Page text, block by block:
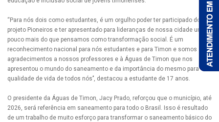
“Para nós dois como estudantes, é um orgulho poder ter participado do
projeto Pioneiros e ter apresentado para lideranças de nossa cidade um
pouco mais do que pensamos como transformação social. É um
reconhecimento nacional para nós estudantes e para Timon e somos só
agradecimentos a nossos professores e à Águas de Timon que nos
apresentou o mundo do saneamento e da importância do mesmo para
qualidade de vida de todos nós’’, destacou a estudante de 17 anos.
O presidente da Águas de Timon, Jacy Prado, reforçou que o município, até
2026, será referência em saneamento para todo o Brasil. Isso é resultado
de um trabalho de muito esforço para transformar o saneamento básico do